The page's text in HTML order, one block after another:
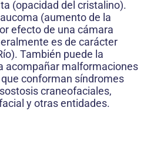
(opacidad del cristalino).
(aumento de la
efecto de una cámara
es de carácter
También puede la
acompañar malformaciones
conforman síndromes
craneofaciales,
y otras entidades.